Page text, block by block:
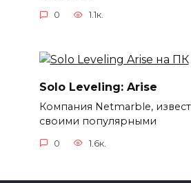
0 1.1к.
Solo Leveling: Arise
Компания Netmarble,
своими популярными
0 1.6к.